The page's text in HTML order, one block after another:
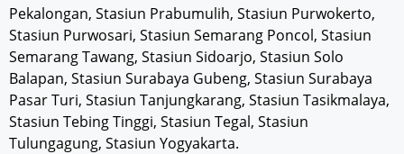
Pekalongan, Stasiun Prabumulih, Stasiun Purwokerto,
Stasiun Purwosari, Stasiun Semarang Poncol, Stasiun
Semarang Tawang, Stasiun Sidoarjo, Stasiun Solo
Balapan, Stasiun Surabaya Gubeng, Stasiun Surabaya
Pasar Turi, Stasiun Tanjungkarang, Stasiun Tasikmalaya,
Stasiun Tebing Tinggi, Stasiun Tegal, Stasiun
Tulungagung, Stasiun Yogyakarta.